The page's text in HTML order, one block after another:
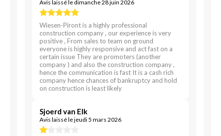
Avis laissé le dimanche 28 juin 2026
Wiesen-Piront is a highly professional
construction company , our experience is very
positive , From sales to team on ground
everyone is highly responsive and act fast on a
certain issue They are promoters (another
company ) and also the construction company ,
hence the communication is fast It is a cash rich
company hence chances of bankruptcy and hold
on construction is least likely
Sjoerd van Elk
Avis laissé le jeudi 5 mars 2026